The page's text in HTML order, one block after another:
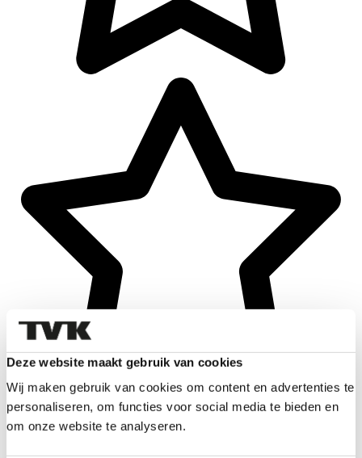
Deze website maakt gebruik van cookies
Wij maken gebruik van cookies om content en advertenties te
personaliseren, om functies voor social media te bieden en
om onze website te analyseren.